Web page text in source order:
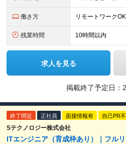
働き方 リモートワークOK
残業時間 10時間以内
求人を見る
掲載終了予定日：
終了間近 正社員 面接情報有 自己PR
Sテクノロジー株式会社
ITエンジニア（育成枠あり）｜フル